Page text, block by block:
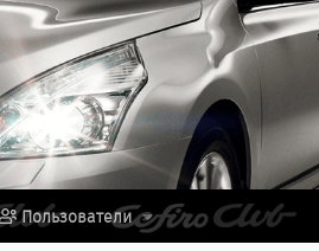
Пользователи